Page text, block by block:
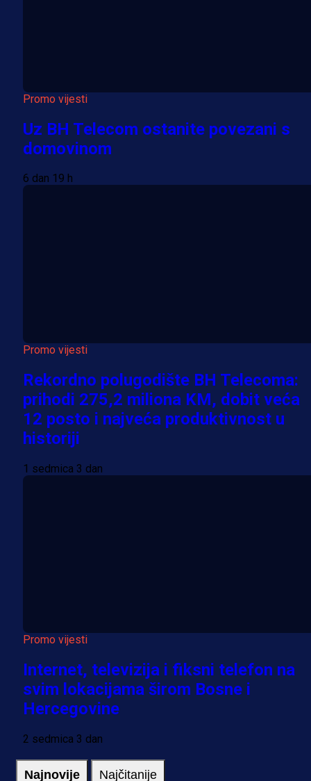
Promo vijesti
Uz BH Telecom ostanite povezani s
domovinom
6 dan 19 h
Promo vijesti
Rekordno polugodište BH Telecoma:
prihodi 275,2 miliona KM, dobit veća
12 posto i najveća produktivnost u
historiji
1 sedmica 3 dan
Promo vijesti
Internet, televizija i fiksni telefon na
svim lokacijama širom Bosne i
Hercegovine
2 sedmica 3 dan
Najnovije Najčitanije